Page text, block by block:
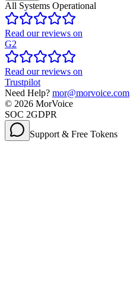
All Systems Operational
Read our reviews on
G2
Read our reviews on
Trustpilot
Need Help? mor@morvoice.com
© 2026 MorVoice
SOC 2GDPR
Support & Free Tokens